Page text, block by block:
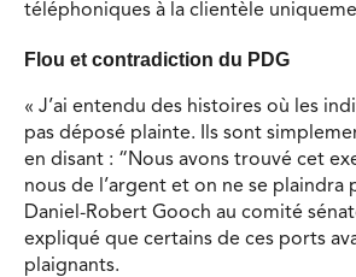
téléphoniques à la clientèle
Flou et contradiction du PDG
« J’ai entendu des histoires où les
pas déposé plainte. Ils sont
en disant : “Nous avons trouvé cet
nous de l’argent et on ne se plaindra
Daniel-Robert Gooch au comité
expliqué que certains de ces ports
plaignants.